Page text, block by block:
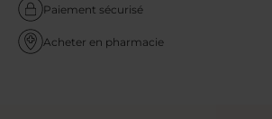
Paiement sécurisé
Acheter en pharmacie